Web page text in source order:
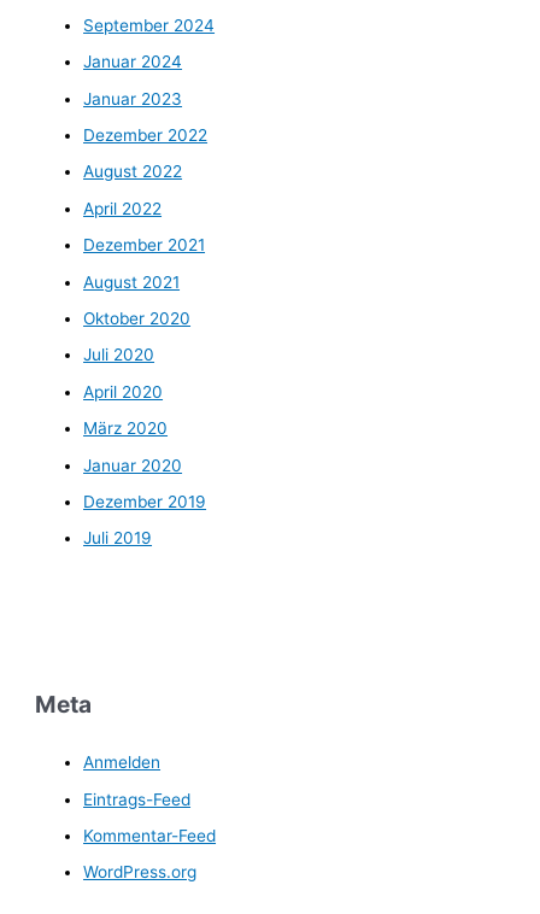
September 2024
Januar 2024
Januar 2023
Dezember 2022
August 2022
April 2022
Dezember 2021
August 2021
Oktober 2020
Juli 2020
April 2020
März 2020
Januar 2020
Dezember 2019
Juli 2019
Meta
Anmelden
Eintrags-Feed
Kommentar-Feed
WordPress.org